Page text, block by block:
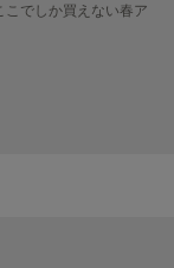
こでしか買えない春ア